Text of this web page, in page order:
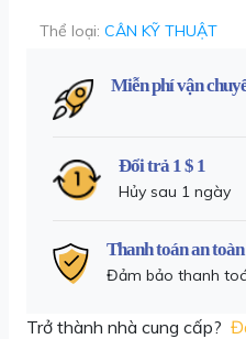
Thể loại: CÂN KỸ THUẬT
Miễn phí vận
Đổi trả 1 $ 1
Hủy sau 1 ngày
Thanh toán an toàn
Đảm bảo thanh
Trở thành nhà cung cấp?